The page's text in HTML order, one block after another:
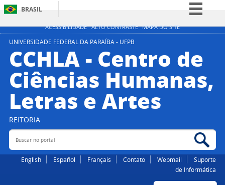
ACESSIBILIDADE ALTO CONTRASTE MAPA DO SITE
BRASIL
Simplifique!
Participe
Legislação
Canais
UNIVERSIDADE FEDERAL DA PARAÍBA - UFPB
CCHLA - Centro de
Ciências Humanas,
Letras e Artes
REITORIA
Buscar no portal
English Español Français Contato Webmail
Suporte
de Informática